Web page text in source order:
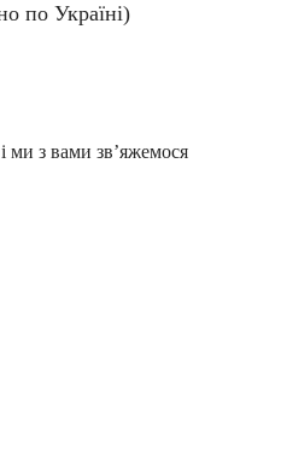
по Україні)
ми з вами звʼяжемося